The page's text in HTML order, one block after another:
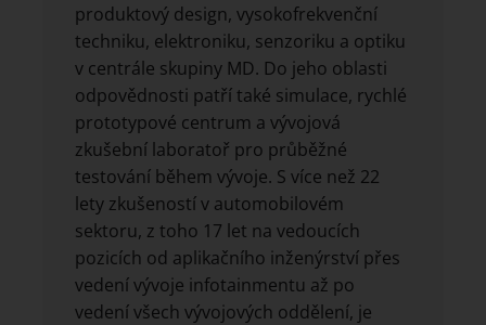
produktový design, vysokofrekvenční
techniku, elektroniku, senzoriku a optiku
v centrále skupiny MD. Do jeho oblasti
odpovědnosti patří také simulace, rychlé
prototypové centrum a vývojová
zkušební laboratoř pro průběžné
testování během vývoje. S více než 22
lety zkušeností v automobilovém
sektoru, z toho 17 let na vedoucích
pozicích od aplikačního inženýrství přes
vedení vývoje infotainmentu až po
vedení všech vývojových oddělení, je